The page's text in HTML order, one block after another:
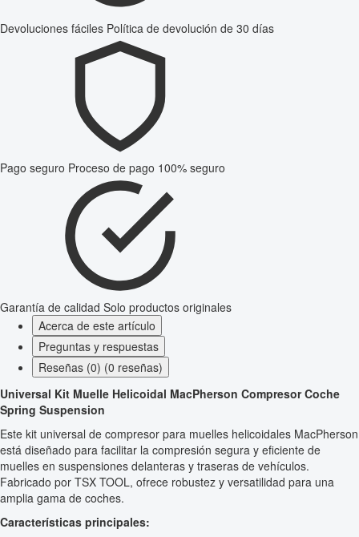
Devoluciones fáciles Política de devolución de 30 días
Pago seguro Proceso de pago 100% seguro
Garantía de calidad Solo productos originales
Acerca de este artículo
Preguntas y respuestas
Reseñas (0) (0 reseñas)
Universal Kit Muelle Helicoidal MacPherson Compresor Coche
Spring Suspension
Este kit universal de compresor para muelles helicoidales MacPherson
está diseñado para facilitar la compresión segura y eficiente de
muelles en suspensiones delanteras y traseras de vehículos.
Fabricado por TSX TOOL, ofrece robustez y versatilidad para una
amplia gama de coches.
Características principales: